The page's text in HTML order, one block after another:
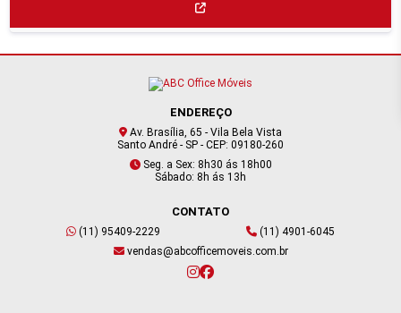
ENDEREÇO
Av. Brasília, 65 - Vila Bela Vista
Santo André - SP - CEP: 09180-260
Seg. a Sex: 8h30 ás 18h00
Sábado: 8h ás 13h
CONTATO
(11) 95409-2229
(11) 4901-6045
vendas@abcofficemoveis.com.br